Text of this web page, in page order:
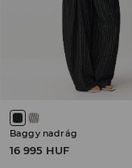
Baggy nadrág
16 995 HUF